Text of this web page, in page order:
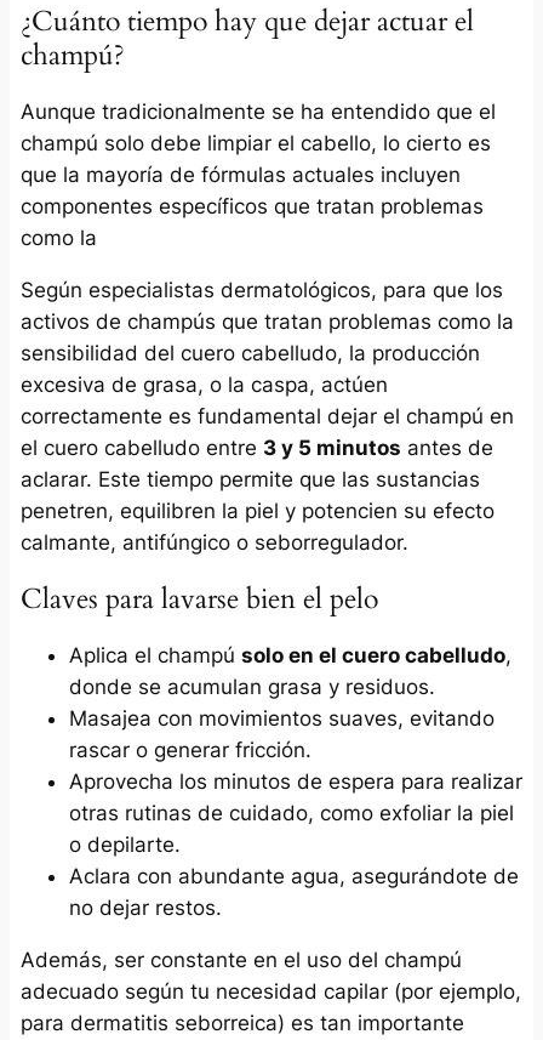
¿Cuánto tiempo hay que dejar actuar el
champú?
Aunque tradicionalmente se ha entendido que el
champú solo debe limpiar el cabello, lo cierto es
que la mayoría de fórmulas actuales incluyen
componentes específicos que tratan problemas
como la
Según especialistas dermatológicos, para que los
activos de champús que tratan problemas como la
sensibilidad del cuero cabelludo, la producción
excesiva de grasa, o la caspa, actúen
correctamente es fundamental dejar el champú en
el cuero cabelludo entre 3 y 5 minutos antes de
aclarar. Este tiempo permite que las sustancias
penetren, equilibren la piel y potencien su efecto
calmante, antifúngico o seborregulador.
Claves para lavarse bien el pelo
Aplica el champú solo en el cuero cabelludo,
donde se acumulan grasa y residuos.
Masajea con movimientos suaves, evitando
rascar o generar fricción.
Aprovecha los minutos de espera para realizar
otras rutinas de cuidado, como exfoliar la piel
o depilarte.
Aclara con abundante agua, asegurándote de
no dejar restos.
Además, ser constante en el uso del champú
adecuado según tu necesidad capilar (por ejemplo,
para dermatitis seborreica) es tan importante